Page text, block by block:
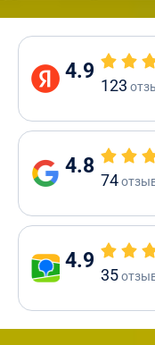
4.9
123
4.8
74
4.9
35